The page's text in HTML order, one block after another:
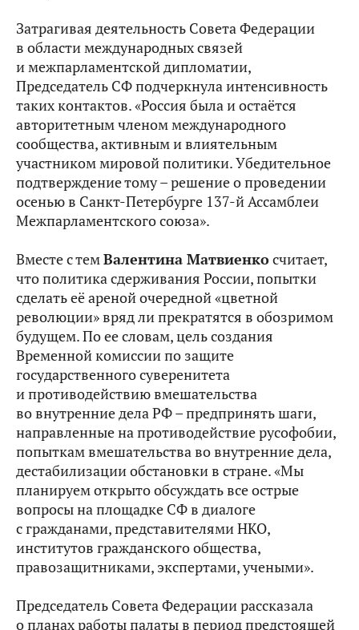
Затрагивая деятельность Совета Федерации
в области международных связей
и межпарламентской дипломатии,
Председатель СФ подчеркнула интенсивность
таких контактов. «Россия была и остаётся
авторитетным членом международного
сообщества, активным и влиятельным
участником мировой политики. Убедительное
подтверждение тому – решение о проведении
осенью в Санкт-Петербурге 137-й Ассамблеи
Межпарламентского союза».
Вместе с темВалентина Матвиенкосчитает,
что политика сдерживания России, попытки
сделать её ареной очередной «цветной
революции» вряд ли прекратятся в обозримом
будущем. По ее словам, цель создания
Временной комиссии по защите
государственного суверенитета
и противодействию вмешательства
во внутренние дела РФ – предпринять шаги,
направленные на противодействие русофобии,
попыткам вмешательства во внутренние дела,
дестабилизации обстановки в стране. «Мы
планируем открыто обсуждать все острые
вопросы на площадке СФ в диалоге
с гражданами, представителями НКО,
институтов гражданского общества,
правозащитниками, экспертами, учеными».
Председатель Совета Федерации рассказала
о планах работы палаты в период предстоящей